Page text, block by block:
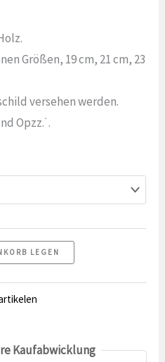
Größen, 19 cm, 21 cm, 23
versehen werden.
Opzz.˙.
LEGEN
Kaufabwicklung